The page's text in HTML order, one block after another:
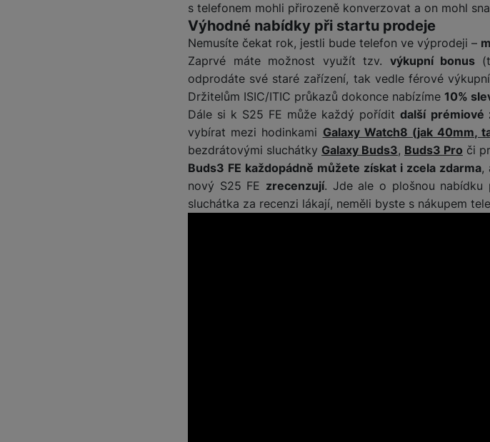
s telefonem mohli přirozeně konverzovat a on mohl
Výhodné nabídky při startu prodeje
Nemusíte čekat rok, jestli bude telefon ve výprodeji –
Zaprvé máte možnost využít tzv. výkupní bonus
odprodáte své staré zařízení, tak vedle férové
Držitelům ISIC/ITIC průkazů dokonce nabízíme 10%
Dále si k S25 FE může každý poříditdalší prémiové
vybírat mezi hodinkami Galaxy Watch8 (jak 40mm,
bezdrátovými sluchátky Galaxy Buds3, Buds3 Pro či
Buds3 FE každopádně můžete získat i zcela zdarma,
nový S25 FE zrecenzují. Jde ale o plošnou nabídku
sluchátka za recenzi lákají, neměli byste s nákupem